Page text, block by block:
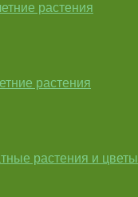
растения
растения
растения и цветы